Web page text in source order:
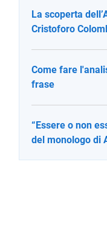
La scoperta
Cristoforo
Come fare
frase
“Essere o non
del monologo di